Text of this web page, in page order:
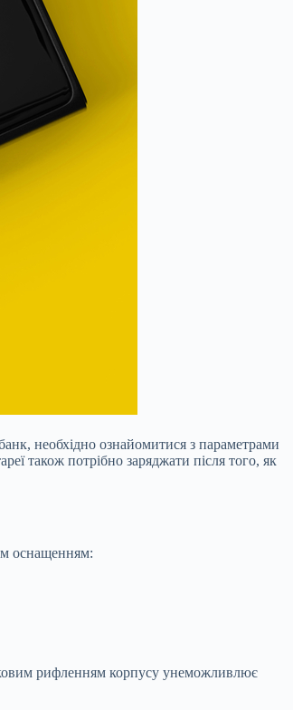
необхідно ознайомитися з параметрами
також потрібно заряджати після того, як
оснащенням:
рифленням корпусу унеможливлює